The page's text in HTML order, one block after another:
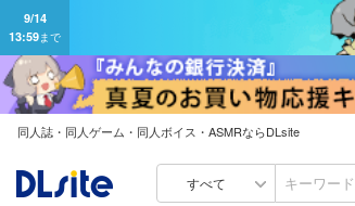
同人誌・同人ゲーム・同人ボイス・ASMRならDLsite
すべて